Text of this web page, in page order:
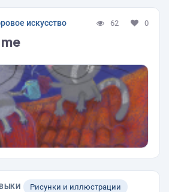
искусство 62 0
Рисунки и иллюстрации